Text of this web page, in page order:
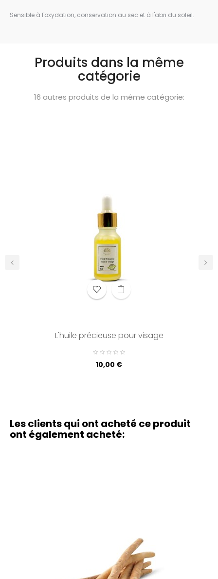
Sensible à l'oxydation, conservation au sec et à l'abri du soleil.
Produits dans la même
catégorie
16 autres produits de la même catégorie:
L'huile précieuse pour visage
Prix
10,00 €
Les clients qui ont acheté ce produit
ont également acheté: